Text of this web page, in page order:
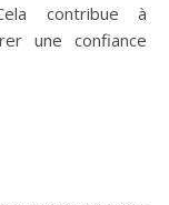
contribue à
une confiance